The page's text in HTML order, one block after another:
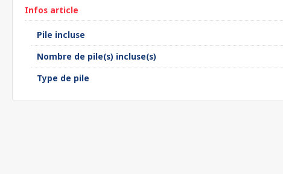
Infos article
Pile incluse
Nombre de pile(s) incluse(s)
Type de pile